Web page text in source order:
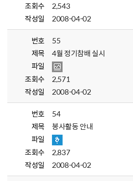
조회수
2,543
작성일
2008-04-02
번호
55
제목
4월 정기참배 실시
파일
조회수
2,571
작성일
2008-04-02
번호
54
제목
봉사활동 안내
파일
조회수
2,837
작성일
2008-04-02